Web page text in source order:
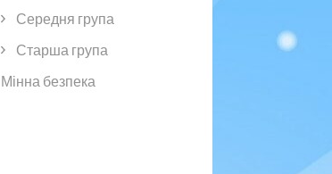
Середня група
Старша група
Мінна безпека